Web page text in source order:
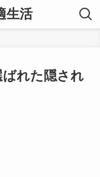
生活
ばれた隠され